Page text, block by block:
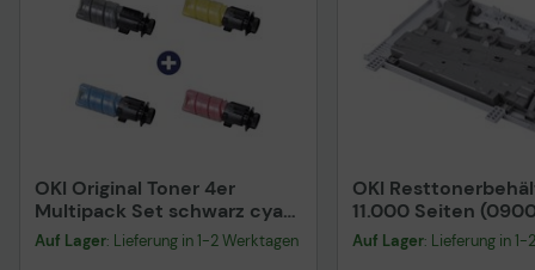
OKI Original Toner 4er
Multipack Set schwarz cyan
magenta gelb (09006260
09006261 09006262
Auf Lager: Lieferung in 1-2 Werktagen
OKI
11.000 Seiten
Auf Lager: Lieferung in